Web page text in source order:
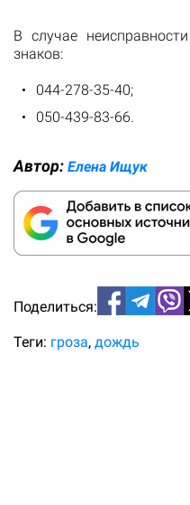
В случае
знаков:
044-278-35-40;
050-439-83-66.
Автор: Елена Ищук
Поделиться:
Теги: гроза дождь